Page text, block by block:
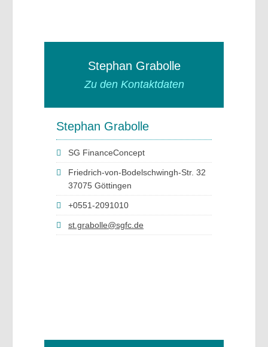
Stephan Grabolle
Zu den Kontaktdaten
Stephan Grabolle
SG FinanceConcept
Friedrich-von-Bodelschwingh-Str. 32
37075 Göttingen
+0551-2091010
st.grabolle@sgfc.de